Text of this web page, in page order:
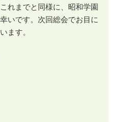
れまでと同様に、昭和学園
いです。次回総会でお目に
ます。